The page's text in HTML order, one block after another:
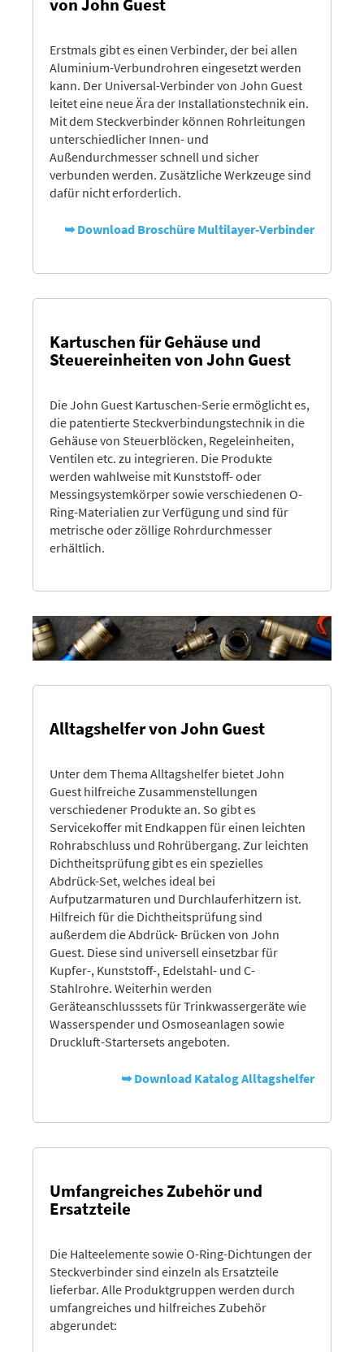
von John Guest
Erstmals gibt es einen Verbinder, der bei allen
Aluminium-Verbundrohren eingesetzt werden
kann. Der Universal-Verbinder von John Guest
leitet eine neue Ära der Installationstechnik ein.
Mit dem Steckverbinder können Rohrleitungen
unterschiedlicher Innen- und
Außendurchmesser schnell und sicher
verbunden werden. Zusätzliche Werkzeuge sind
dafür nicht erforderlich.
➥ Download Broschüre Multilayer-Verbinder
Kartuschen für Gehäuse und
Steuereinheiten von John Guest
Die John Guest Kartuschen-Serie ermöglicht es,
die patentierte Steckverbindungstechnik in die
Gehäuse von Steuerblöcken, Regeleinheiten,
Ventilen etc. zu integrieren. Die Produkte
werden wahlweise mit Kunststoff- oder
Messingsystemkörper sowie verschiedenen O-
Ring-Materialien zur Verfügung und sind für
metrische oder zöllige Rohrdurchmesser
erhältlich.
Alltagshelfer von John Guest
Unter dem Thema Alltagshelfer bietet John
Guest hilfreiche Zusammenstellungen
verschiedener Produkte an. So gibt es
Servicekoffer mit Endkappen für einen leichten
Rohrabschluss und Rohrübergang. Zur leichten
Dichtheitsprüfung gibt es ein spezielles
Abdrück-Set, welches ideal bei
Aufputzarmaturen und Durchlauferhitzern ist.
Hilfreich für die Dichtheitsprüfung sind
außerdem die Abdrück- Brücken von John
Guest. Diese sind universell einsetzbar für
Kupfer-, Kunststoff-, Edelstahl- und C-
Stahlrohre. Weiterhin werden
Geräteanschlusssets für Trinkwassergeräte wie
Wasserspender und Osmoseanlagen sowie
Druckluft-Startersets angeboten.
➥ Download Katalog Alltagshelfer
Umfangreiches Zubehör und
Ersatzteile
Die Halteelemente sowie O-Ring-Dichtungen der
Steckverbinder sind einzeln als Ersatzteile
lieferbar. Alle Produktgruppen werden durch
umfangreiches und hilfreiches Zubehör
abgerundet: